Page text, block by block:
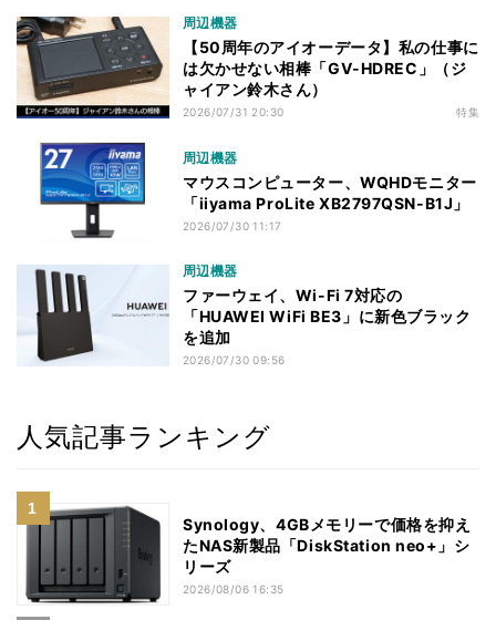
周辺機器
【50周年のアイオーデータ】私の仕事に
は欠かせない相棒「GV-HDREC」（ジ
ャイアン鈴木さん）
2026/07/31 20:30 特集
周辺機器
マウスコンピューター、WQHDモニター
「iiyama ProLite XB2797QSN-B1J」
2026/07/30 11:17
周辺機器
ファーウェイ、Wi-Fi 7対応の
「HUAWEI WiFi BE3」に新色ブラック
を追加
2026/07/30 09:56
人気記事ランキング
Synology、4GBメモリーで価格を抑え
たNAS新製品「DiskStation neo+」シ
リーズ
2026/08/06 16:35